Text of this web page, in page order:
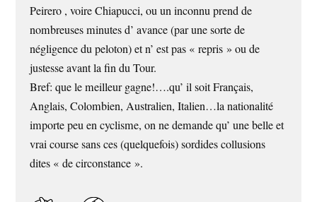
Peirero , voire Chiapucci, ou un inconnu prend de
nombreuses minutes d’ avance (par une sorte de
négligence du peloton) et n’ est pas « repris » ou de
justesse avant la fin du Tour.
Bref: que le meilleur gagne!….qu’ il soit Français,
Anglais, Colombien, Australien, Italien…la nationalité
importe peu en cyclisme, on ne demande qu’ une belle et
vrai course sans ces (quelquefois) sordides collusions
dites « de circonstance ».